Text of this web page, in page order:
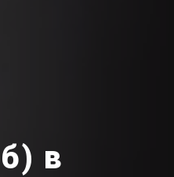
в